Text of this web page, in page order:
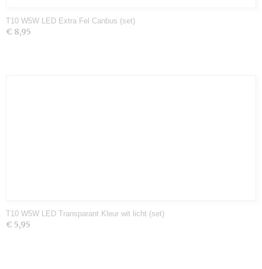
T10 W5W LED Extra Fel Canbus (set)
€ 8,95
T10 W5W LED Transparant Kleur wit licht (set)
€ 5,95